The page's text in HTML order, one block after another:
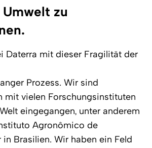
zu
Daterra mit dieser Fragilität der
Prozess. Wir sind
mit vielen Forschungsinstituten
eingegangen, unter anderem
Agronômico de
Brasilien. Wir haben ein Feld